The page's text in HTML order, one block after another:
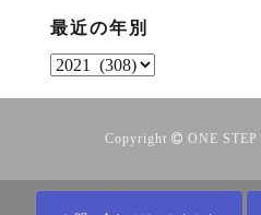
最近の年別
Copyright ONE STEP